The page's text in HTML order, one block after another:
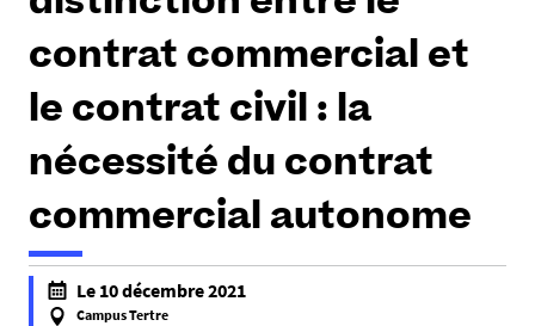
contrat commercial et
le contrat civil : la
nécessité du contrat
commercial autonome
Le 10 décembre 2021
Campus Tertre